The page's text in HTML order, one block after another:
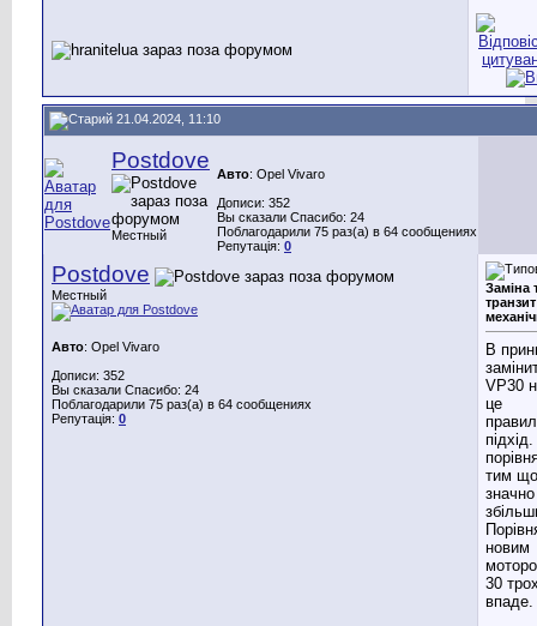
21.04.2024, 11:10
Postdove
Местный
Авто: Opel Vivaro
Дописи: 352
Вы сказали Спасибо: 24
Поблагодарили 75 раз(а) в 64 сообщениях
Репутація: 0
Postdove
Местный
Авто: Opel Vivaro
Дописи: 352
Вы сказали Спасибо: 24
Поблагодарили 75 раз(а) в 64 сообщениях
Репутація: 0
Заміна
В
VP30
це
тим
значно
новим
30
впаде.